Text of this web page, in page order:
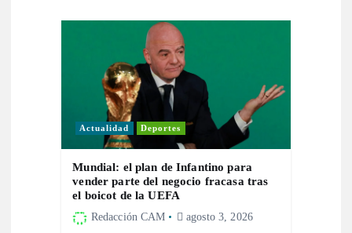
Actualidad Deportes
Mundial: el plan de Infantino para
vender parte del negocio fracasa tras
el boicot de la UEFA
Redacción CAM agosto 3, 2026